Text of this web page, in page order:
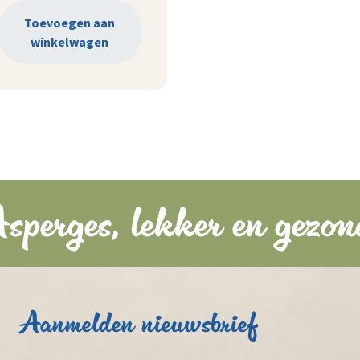
Toevoegen aan
winkelwagen
lekker en
Aanmelden nieuwsbrief